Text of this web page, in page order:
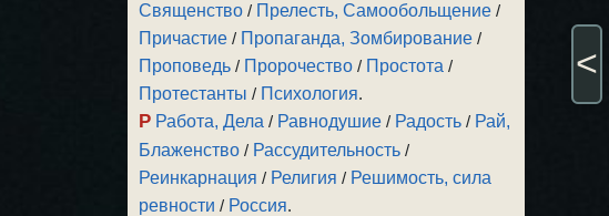
Священство / Прелесть, Самообольщение /
Причастие / Пропаганда, Зомбирование /
Проповедь / Пророчество / Простота /
Протестанты / Психология.
Р Работа, Дела / Равнодушие / Радость / Рай,
Блаженство / Рассудительность /
Реинкарнация / Религия / Решимость, сила
ревности / Россия.
<